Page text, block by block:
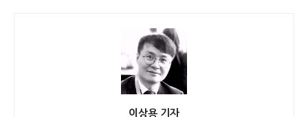
이상용 기자